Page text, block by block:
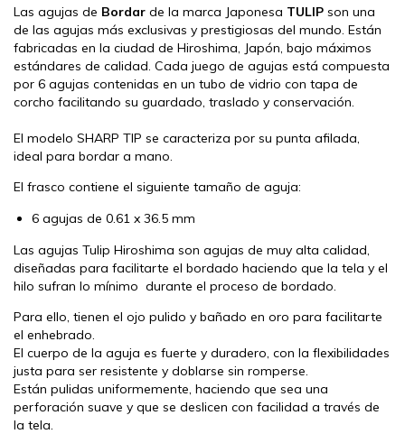
Las agujas de Bordar de la marca Japonesa TULIP son una
de las agujas más exclusivas y prestigiosas del mundo. Están
fabricadas en la ciudad de Hiroshima, Japón, bajo máximos
estándares de calidad. Cada juego de agujas está compuesta
por 6 agujas contenidas en un tubo de vidrio con tapa de
corcho facilitando su guardado, traslado y conservación.
El modelo SHARP TIP se caracteriza por su punta afilada,
ideal para bordar a mano.
El frasco contiene el siguiente tamaño de aguja:
6 agujas de 0.61 x 36.5 mm
Las agujas Tulip Hiroshima son agujas de muy alta calidad,
diseñadas para facilitarte el bordado haciendo que la tela y el
hilo sufran lo mínimo durante el proceso de bordado.
Para ello, tienen el ojo pulido y bañado en oro para facilitarte
el enhebrado.
El cuerpo de la aguja es fuerte y duradero, con la flexibilidades
justa para ser resistente y doblarse sin romperse.
Están pulidas uniformemente, haciendo que sea una
perforación suave y que se deslicen con facilidad a través de
la tela.